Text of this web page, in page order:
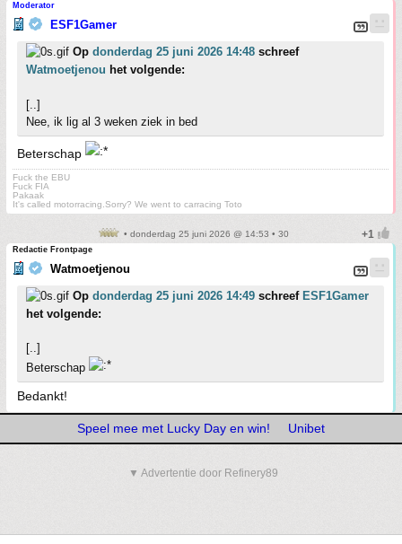
Moderator
ESF1Gamer
Op donderdag 25 juni 2026 14:48 schreef
Watmoetjenou het volgende:
[..]
Nee, ik lig al 3 weken ziek in bed
Beterschap
Fuck the EBU
Fuck FIA
Pakaak
It's called motorracing.Sorry? We went to carracing Toto
• donderdag 25 juni 2026 @ 14:53 • 30
Redactie Frontpage
Watmoetjenou
Op donderdag 25 juni 2026 14:49 schreef ESF1Gamer
het volgende:
[..]
Beterschap
Bedankt!
Speel mee met Lucky Day en win! Unibet
▼ Advertentie door Refinery89